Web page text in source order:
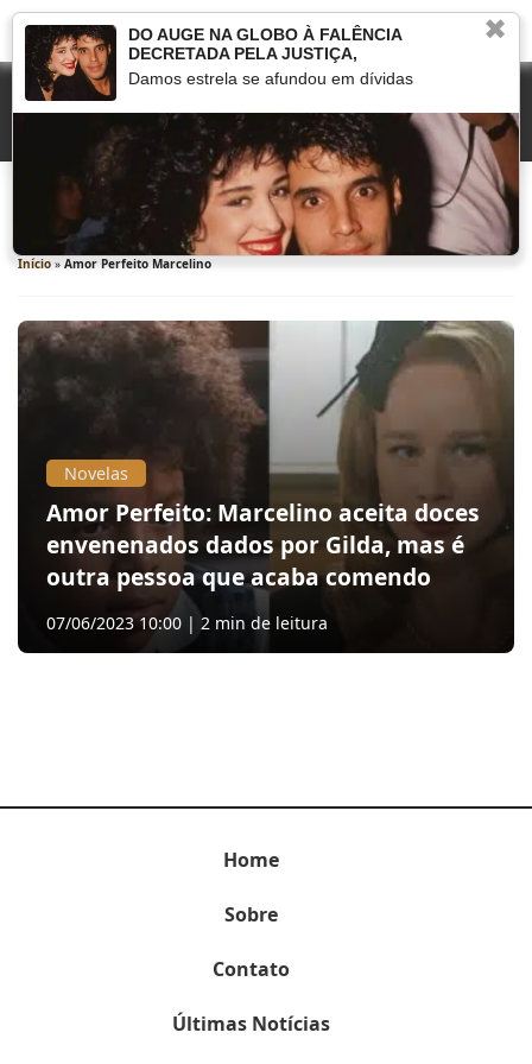
Amor Perfeito Marcelino
Início » Amor Perfeito Marcelino
Novelas
Amor Perfeito: Marcelino aceita doces
envenenados dados por Gilda, mas é
outra pessoa que acaba comendo
07/06/2023 10:00 | 2 min de leitura
Home
Sobre
Contato
Últimas Notícias
✖
DO AUGE NA GLOBO À FALÊNCIA
DECRETADA PELA JUSTIÇA,
Damos estrela se afundou em dívidas